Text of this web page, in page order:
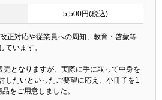
5,500円(税込)
正対応や従業員への周知、教育・啓蒙等
ています。
となりますが、実際に手に取って中身を
したいといったご要望に応え、小冊子を1
をご用意しました。